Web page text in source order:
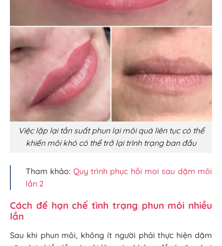
Việc lặp lại tần suất phun lại môi quá liên tục có thể
khiến môi khó có thể trở lại trình trạng ban đầu
Tham khảo: Quy trình phục hồi moi sau dặm môi
lần 2
Cách để hạn chế tình trạng phun môi nhiều
lần
Sau khi phun môi, không ít người phải thực hiện dặm